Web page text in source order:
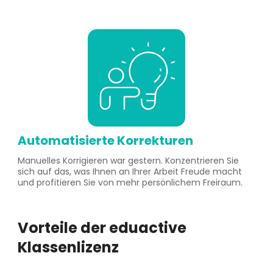
Automatisierte Korrekturen
Manuelles Korrigieren war gestern. Konzentrieren Sie
sich auf das, was Ihnen an Ihrer Arbeit Freude macht
und profitieren Sie von mehr persönlichem Freiraum.
Vorteile der eduactive
Klassenlizenz